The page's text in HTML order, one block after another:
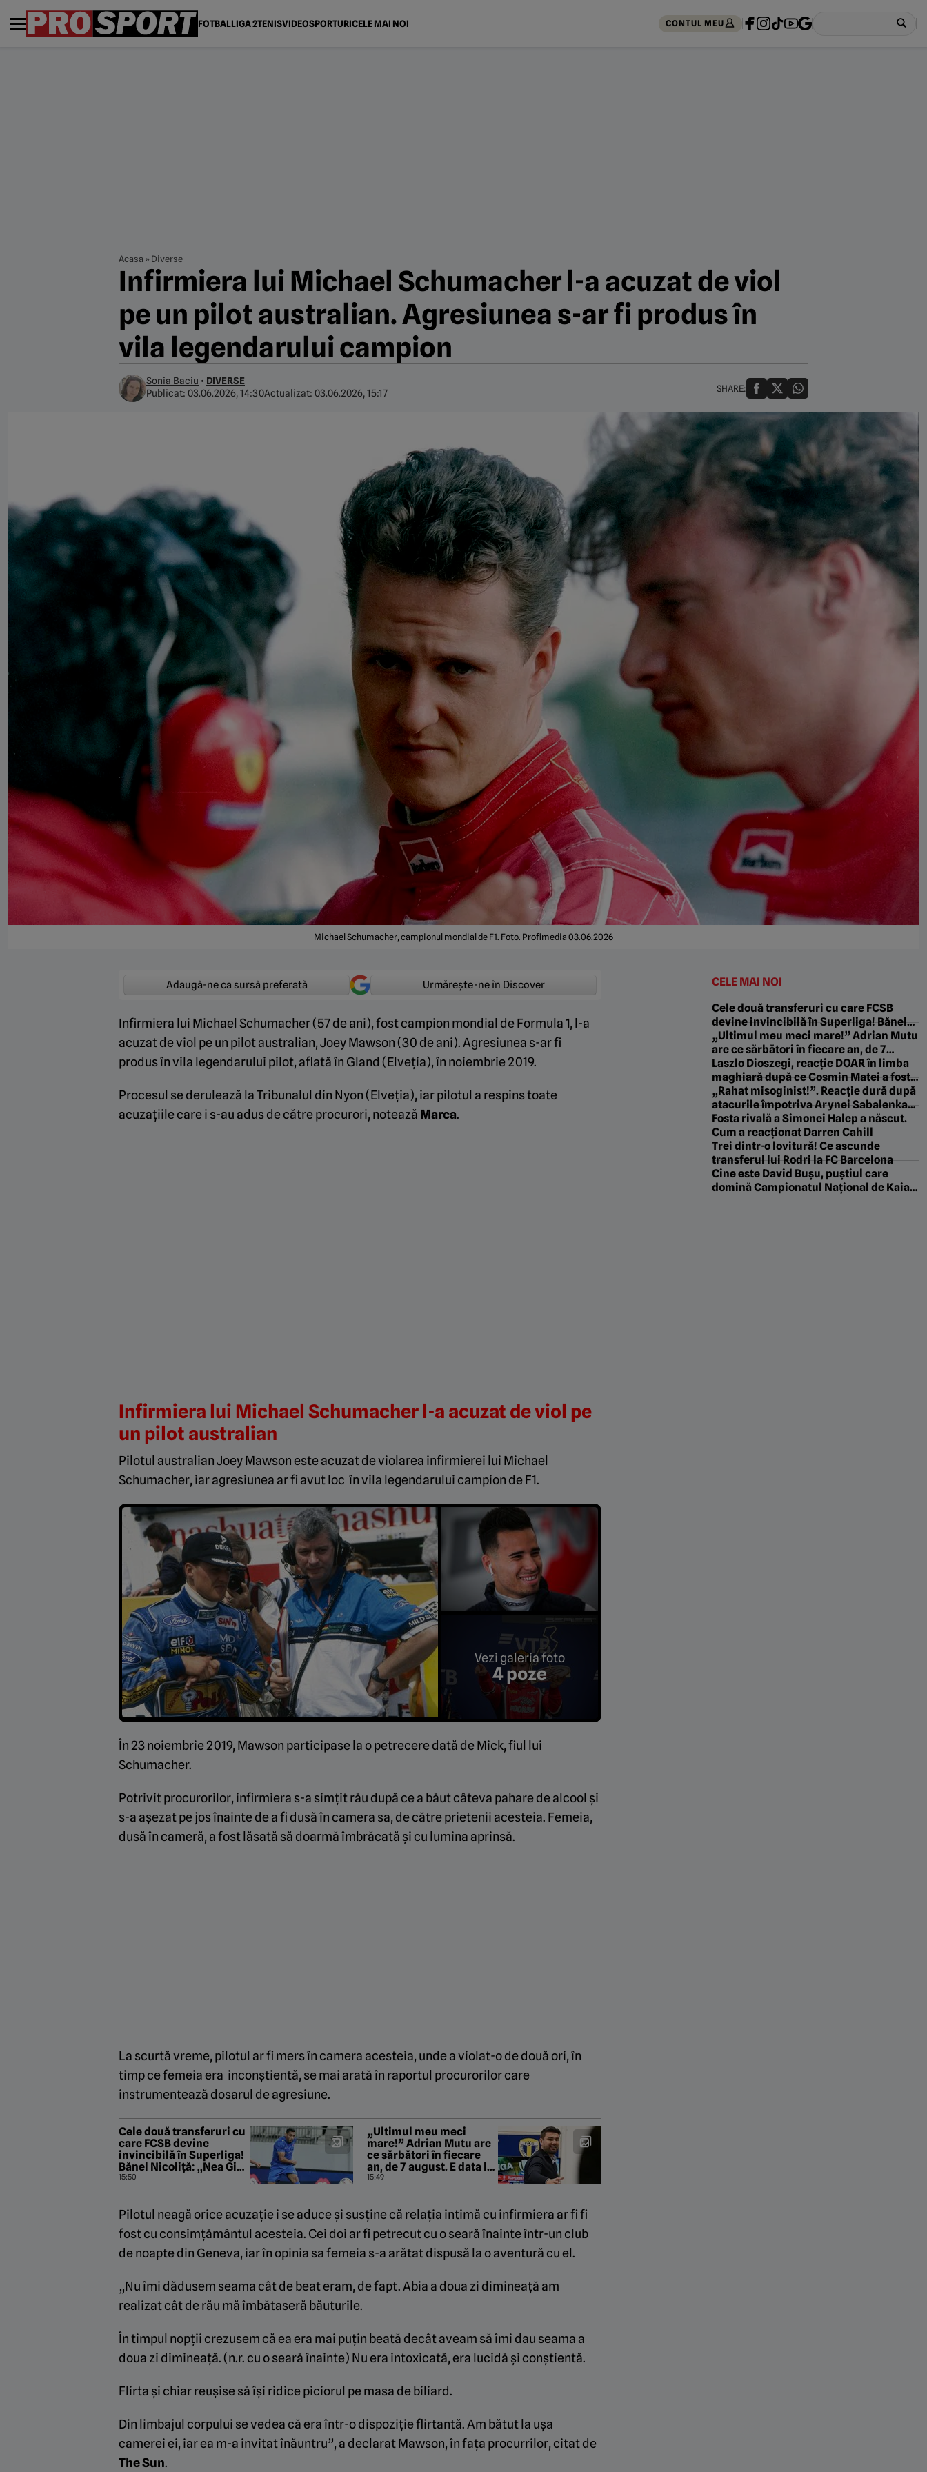
FOTBALLIGA 2TENISVIDEOSPORTURICELE MAI NOI CONTUL MEU
Acasa » Diverse
Infirmiera lui Michael Schumacher l-a acuzat de viol
pe un pilot australian. Agresiunea s-ar fi produs în
vila legendarului campion
Sonia Baciu • DIVERSE
Publicat: 03.06.2026, 14:30Actualizat: 03.06.2026, 15:17 SHARE:
Michael Schumacher, campionul mondial de F1. Foto. Profimedia 03.06.2026
Adaugă-ne ca sursă preferată Urmărește-ne în Discover
Infirmiera lui Michael Schumacher (57 de ani), fost campion mondial de Formula 1, l-a
acuzat de viol pe un pilot australian, Joey Mawson (30 de ani). Agresiunea s-ar fi
produs în vila legendarului pilot, aflată în Gland (Elveția), în noiembrie 2019.
Procesul se derulează la Tribunalul din Nyon (Elveția), iar pilotul a respins toate
acuzațiile care i s-au adus de către procurori, notează Marca.
Infirmiera lui Michael Schumacher l-a acuzat de viol pe
un pilot australian
Pilotul australian Joey Mawson este acuzat de violarea infirmierei lui Michael
Schumacher, iar agresiunea ar fi avut loc în vila legendarului campion de F1.
Vezi galeria foto
4 poze
În 23 noiembrie 2019, Mawson participase la o petrecere dată de Mick, fiul lui
Schumacher.
Potrivit procurorilor, infirmiera s-a simțit rău după ce a băut câteva pahare de alcool și
s-a așezat pe jos înainte de a fi dusă în camera sa, de către prietenii acesteia. Femeia,
dusă în cameră, a fost lăsată să doarmă îmbrăcată și cu lumina aprinsă.
La scurtă vreme, pilotul ar fi mers în camera acesteia, unde a violat-o de două ori, în
timp ce femeia era inconștientă, se mai arată în raportul procurorilor care
instrumentează dosarul de agresiune.
Cele două transferuri cu
care FCSB devine
invincibilă în Superliga!
Bănel Nicoliță: „Nea Gigi
ia 5 campionate la rând
cu ei doi”
15:50
„Ultimul meu meci
mare!” Adrian Mutu are
ce sărbători în fiecare
an, de 7 august. E data la
care a avut tot orașul la
picioare
15:49
Pilotul neagă orice acuzație i se aduce și susține că relația intimă cu infirmiera ar fi fi
fost cu consimțământul acesteia. Cei doi ar fi petrecut cu o seară înainte într-un club
de noapte din Geneva, iar în opinia sa femeia s-a arătat dispusă la o aventură cu el.
„Nu îmi dădusem seama cât de beat eram, de fapt. Abia a doua zi dimineață am
realizat cât de rău mă îmbătaseră băuturile.
În timpul nopții crezusem că ea era mai puțin beată decât aveam să îmi dau seama a
doua zi dimineață. (n.r. cu o seară înainte) Nu era intoxicată, era lucidă și conștientă.
Flirta și chiar reușise să își ridice piciorul pe masa de biliard.
Din limbajul corpului se vedea că era într-o dispoziție flirtantă. Am bătut la ușa
camerei ei, iar ea m-a invitat înăuntru”, a declarat Mawson, în fața procurrilor, citat de
The Sun.
CELE MAI NOI
Cele două transferuri cu care FCSB
devine invincibilă în Superliga! Bănel
Nicoliță: „Nea Gigi ia 5 campionate la
rând cu ei doi”
„Ultimul meu meci mare!” Adrian Mutu
are ce sărbători în fiecare an, de 7
august. E data la care a avut tot orașul
la picioare
Laszlo Dioszegi, reacție DOAR în limba
maghiară după ce Cosmin Matei a fost
suspendat! Ce decizie a luat patronul
lui Sepsi
„Rahat misoginist!”. Reacție dură după
atacurile împotriva Arynei Sabalenka
legate de sportivii trans și testele
biologice din tenis
Fosta rivală a Simonei Halep a născut.
Cum a reacționat Darren Cahill
Trei dintr-o lovitură! Ce ascunde
transferul lui Rodri la FC Barcelona
Cine este David Bușu, puștiul care
domină Campionatul Național de Kaiac